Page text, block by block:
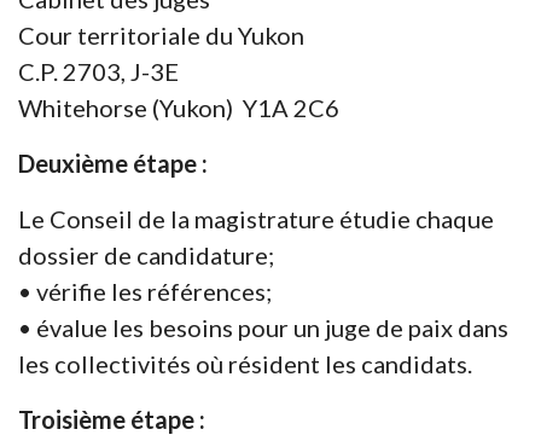
Cour territoriale du Yukon
C.P. 2703, J-3E
Whitehorse (Yukon) Y1A 2C6
Deuxième étape :
Le Conseil de la magistrature étudie chaque
dossier de candidature;
• vérifie les références;
• évalue les besoins pour un juge de paix dans
les collectivités où résident les candidats.
Troisième étape :